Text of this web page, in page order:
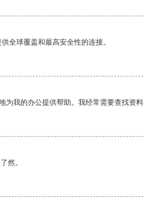
全球覆盖和最高安全性的连接。
为我的办公提供帮助。我经常需要查找资
然。